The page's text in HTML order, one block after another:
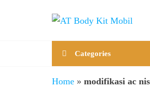
Kit
Mobil
Categories
Home » modifikasi ac